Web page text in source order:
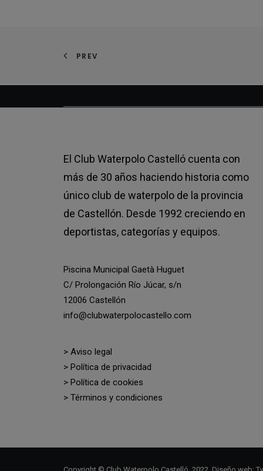
PREV
El Club Waterpolo Castelló cuenta con
más de 30 años haciendo historia como
único club de waterpolo de la provincia
de Castellón. Desde 1992 creciendo en
deportistas, categorías y equipos.
Piscina Municipal Gaetà Huguet
C/ Prolongación Río Júcar, s/n
12006 Castellón
info@clubwaterpolocastello.com
> Aviso legal
> Política de privacidad
> Política de cookies
> Términos y condiciones